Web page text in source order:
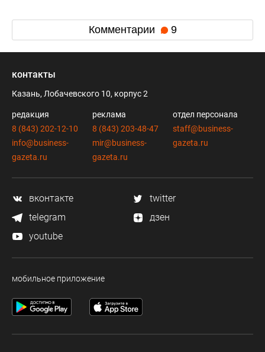
Комментарии 9
контакты
Казань, Лобачевского 10, корпус 2
редакция
8 (843) 202-12-10
info@business-
gazeta.ru
реклама
8 (843) 203-48-47
mir@business-
gazeta.ru
отдел персонала
staff@business-
gazeta.ru
вконтакте
twitter
telegram
дзен
youtube
мобильное приложение